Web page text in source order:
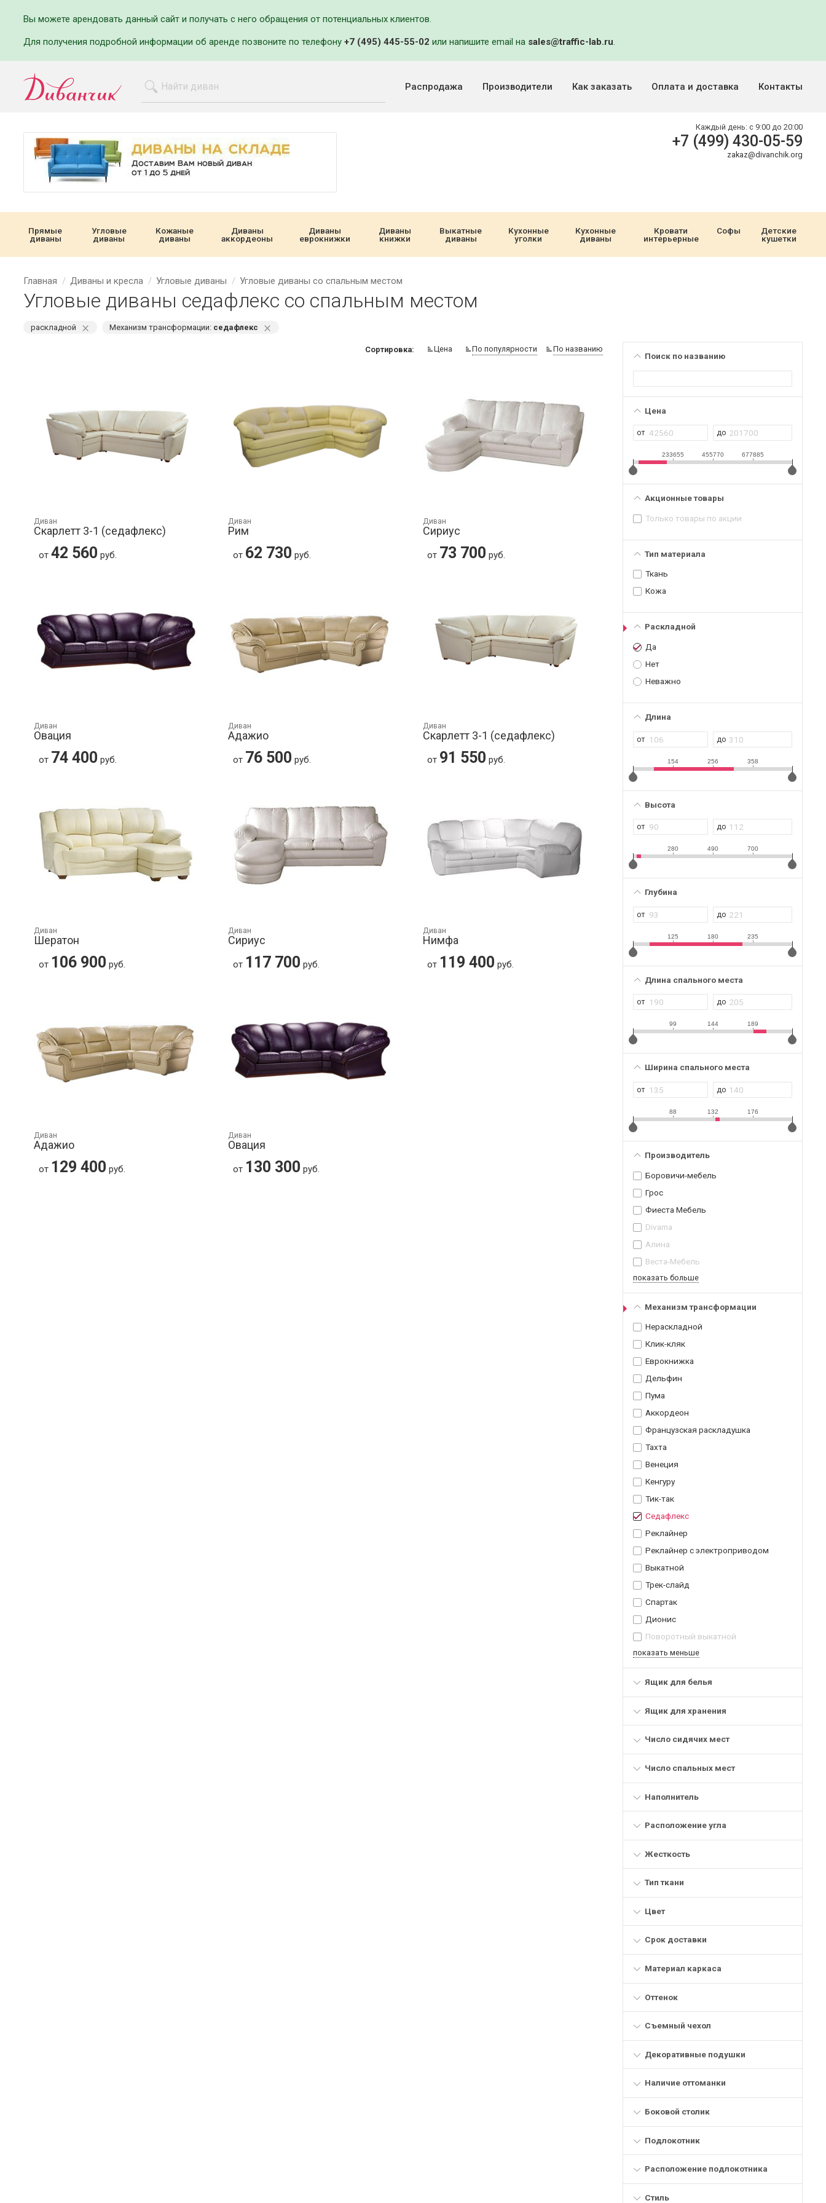
Вы можете арендовать данный сайт и получать с него обращения от потенциальных клиентов.
Для получения подробной информации об аренде позвоните по телефону +7 (495) 445-55-02 или напишите email на sales@traffic-lab.ru.
Распродажа Производители Как заказать Оплата и доставка Контакты
Каждый день: с 9:00 до 20:00
+7 (499) 430-05-59
zakaz@divanchik.org
Прямые
диваны
Угловые
диваны
Кожаные
диваны
Диваны
аккордеоны
Диваны
еврокнижки
Диваны
книжки
Выкатные
диваны
Кухонные
уголки
Кухонные
диваны
Кровати
интерьерные
Софы
Детские
кушетки
Главная Диваны и кресла Угловые диваны Угловые диваны со спальным местом
Угловые диваны седафлекс со спальным местом
Поиск по названию
Цена
233655 455770 677885
Акционные товары
Только товары по акции
Тип материала
Ткань
Кожа
Раскладной
Да
Нет
Неважно
Длина
154 256 358
Высота
280 490 700
Глубина
125 180 235
Длина спального места
99 144 189
Ширина спального места
88 132 176
Производитель
Боровичи-мебель
Грос
Фиеста Мебель
Divama
Алина
Веста-Мебель
показать больше
Механизм трансформации
Нераскладной
Клик-кляк
Еврокнижка
Дельфин
Пума
Аккордеон
Французская раскладушка
Тахта
Венеция
Кенгуру
Тик-так
Седафлекс
Реклайнер
Реклайнер с электроприводом
Выкатной
Трек-слайд
Спартак
Дионис
Поворотный выкатной
показать меньше
Ящик для белья
Ящик для хранения
Число сидячих мест
Число спальных мест
Наполнитель
Расположение угла
Жесткость
Тип ткани
Цвет
Срок доставки
Материал каркаса
Оттенок
Съемный чехол
Декоративные подушки
Наличие оттоманки
Боковой столик
Подлокотник
Расположение подлокотника
Стиль
раскладной ⨯ Механизм трансформации: седафлекс ⨯
Сортировка: Цена По популярности По названию
Диван
Скарлетт 3-1 (седафлекс)
от 42 560 руб.
Диван
Рим
от 62 730 руб.
Диван
Сириус
от 73 700 руб.
Диван
Овация
от 74 400 руб.
Диван
Адажио
от 76 500 руб.
Диван
Скарлетт 3-1 (седафлекс)
от 91 550 руб.
Диван
Шератон
от 106 900 руб.
Диван
Сириус
от 117 700 руб.
Диван
Нимфа
от 119 400 руб.
Диван
Адажио
от 129 400 руб.
Диван
Овация
от 130 300 руб.